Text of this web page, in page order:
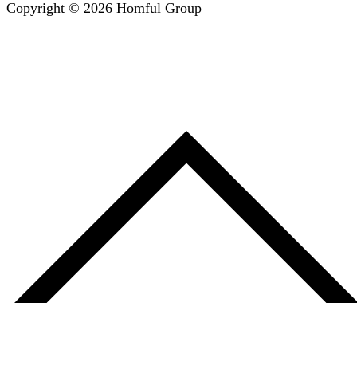
Copyright © 2026 Homful Group